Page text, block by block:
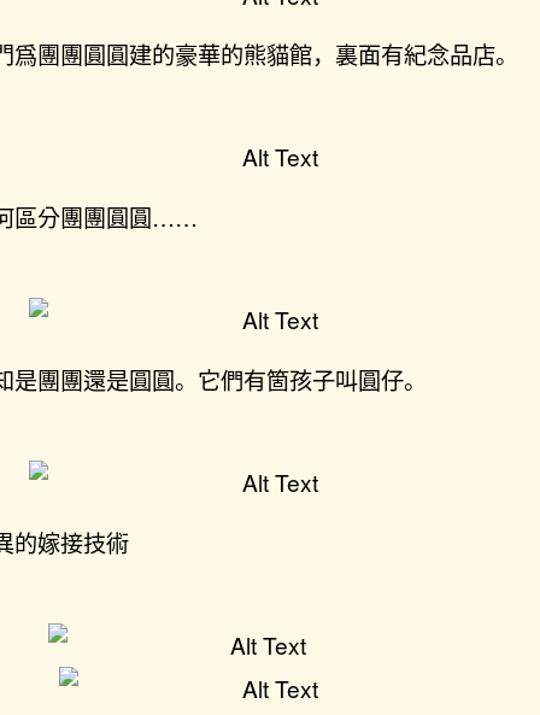
爲團團圓圓建的豪華的熊貓館，裏面有紀念品店。
區分團團圓圓……
是團團還是圓圓。它們有箇孩子叫圓仔。
的嫁接技術